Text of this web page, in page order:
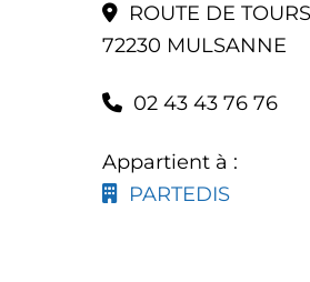
ROUTE DE TOURS
72230 MULSANNE
02 43 43 76 76
Appartient à :
PARTEDIS